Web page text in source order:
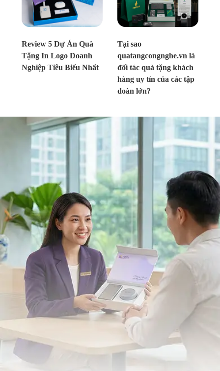
Review 5 Dự Án Quà
Tặng In Logo Doanh
Nghiệp Tiêu Biểu Nhất
Tại sao
quatangcongnghe.vn là
đối tác quà tặng khách
hàng uy tín của các tập
đoàn lớn?